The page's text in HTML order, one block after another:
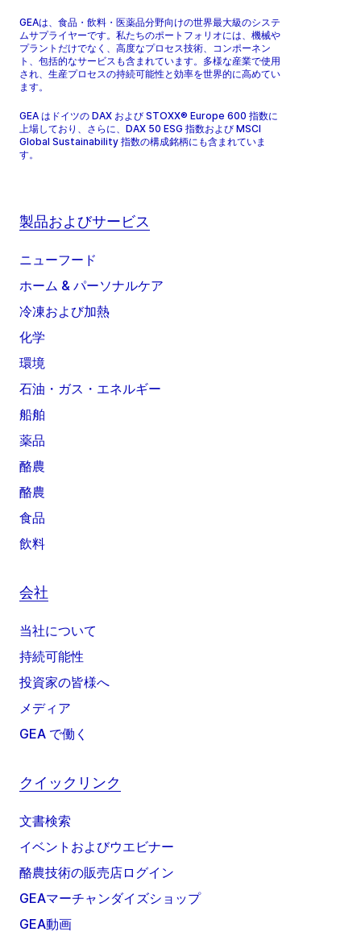
GEAは、食品・飲料・医薬品分野向けの世界最大級のシステ
ムサプライヤーです。私たちのポートフォリオには、機械や
プラントだけでなく、高度なプロセス技術、コンポーネン
ト、包括的なサービスも含まれています。多様な産業で使用
され、生産プロセスの持続可能性と効率を世界的に高めてい
ます。
GEA はドイツの DAX および STOXX® Europe 600 指数に
上場しており、さらに、DAX 50 ESG 指数および MSCI
Global Sustainability 指数の構成銘柄にも含まれていま
す。
製品およびサービス
ニューフード
ホーム & パーソナルケア
冷凍および加熱
化学
環境
石油・ガス・エネルギー
船舶
薬品
酪農
酪農
食品
飲料
会社
当社について
持続可能性
投資家の皆様へ
メディア
GEA で働く
クイックリンク
文書検索
イベントおよびウエビナー
酪農技術の販売店ログイン
GEAマーチャンダイズショップ
GEA動画